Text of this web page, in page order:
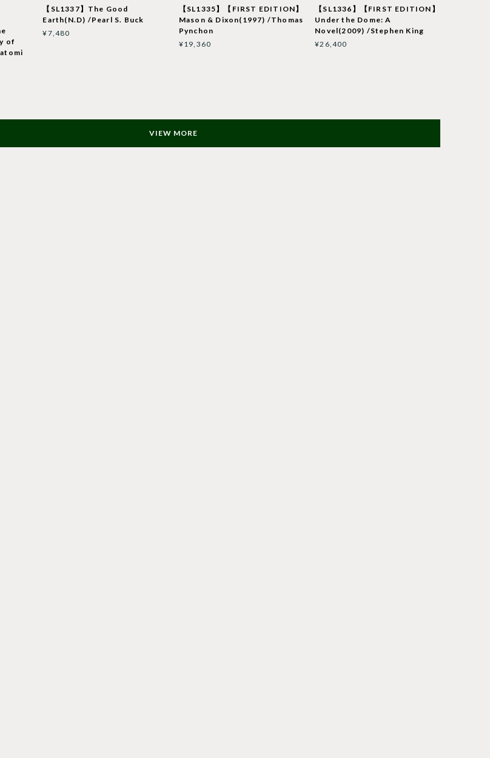
of
【SL1337】The Good
Earth(N.D) /Pearl S. Buck
¥7,480
【SL1335】【FIRST EDITION】
Mason & Dixon(1997) /Thomas
Pynchon
¥19,360
【SL1336】【FIRST EDITION】
Under the Dome: A
Novel(2009) /Stephen King
¥26,400
VIEW MORE